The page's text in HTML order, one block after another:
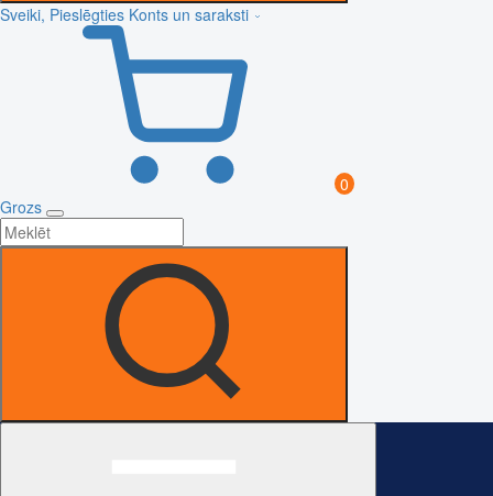
Sveiki, Pieslēgties Konts un saraksti
0
Grozs